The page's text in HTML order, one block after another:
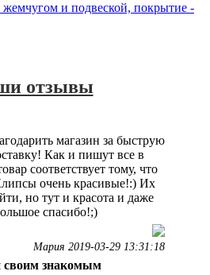
и подвеской, покрытие -
отзывы
магазин за быструю
Как и пишут все в
соответствует тому, что
очень красивые!:) Их
но тут и красота и даже
спасибо!;)
Мария 2019-03-29 13:31:18
своим знакомым